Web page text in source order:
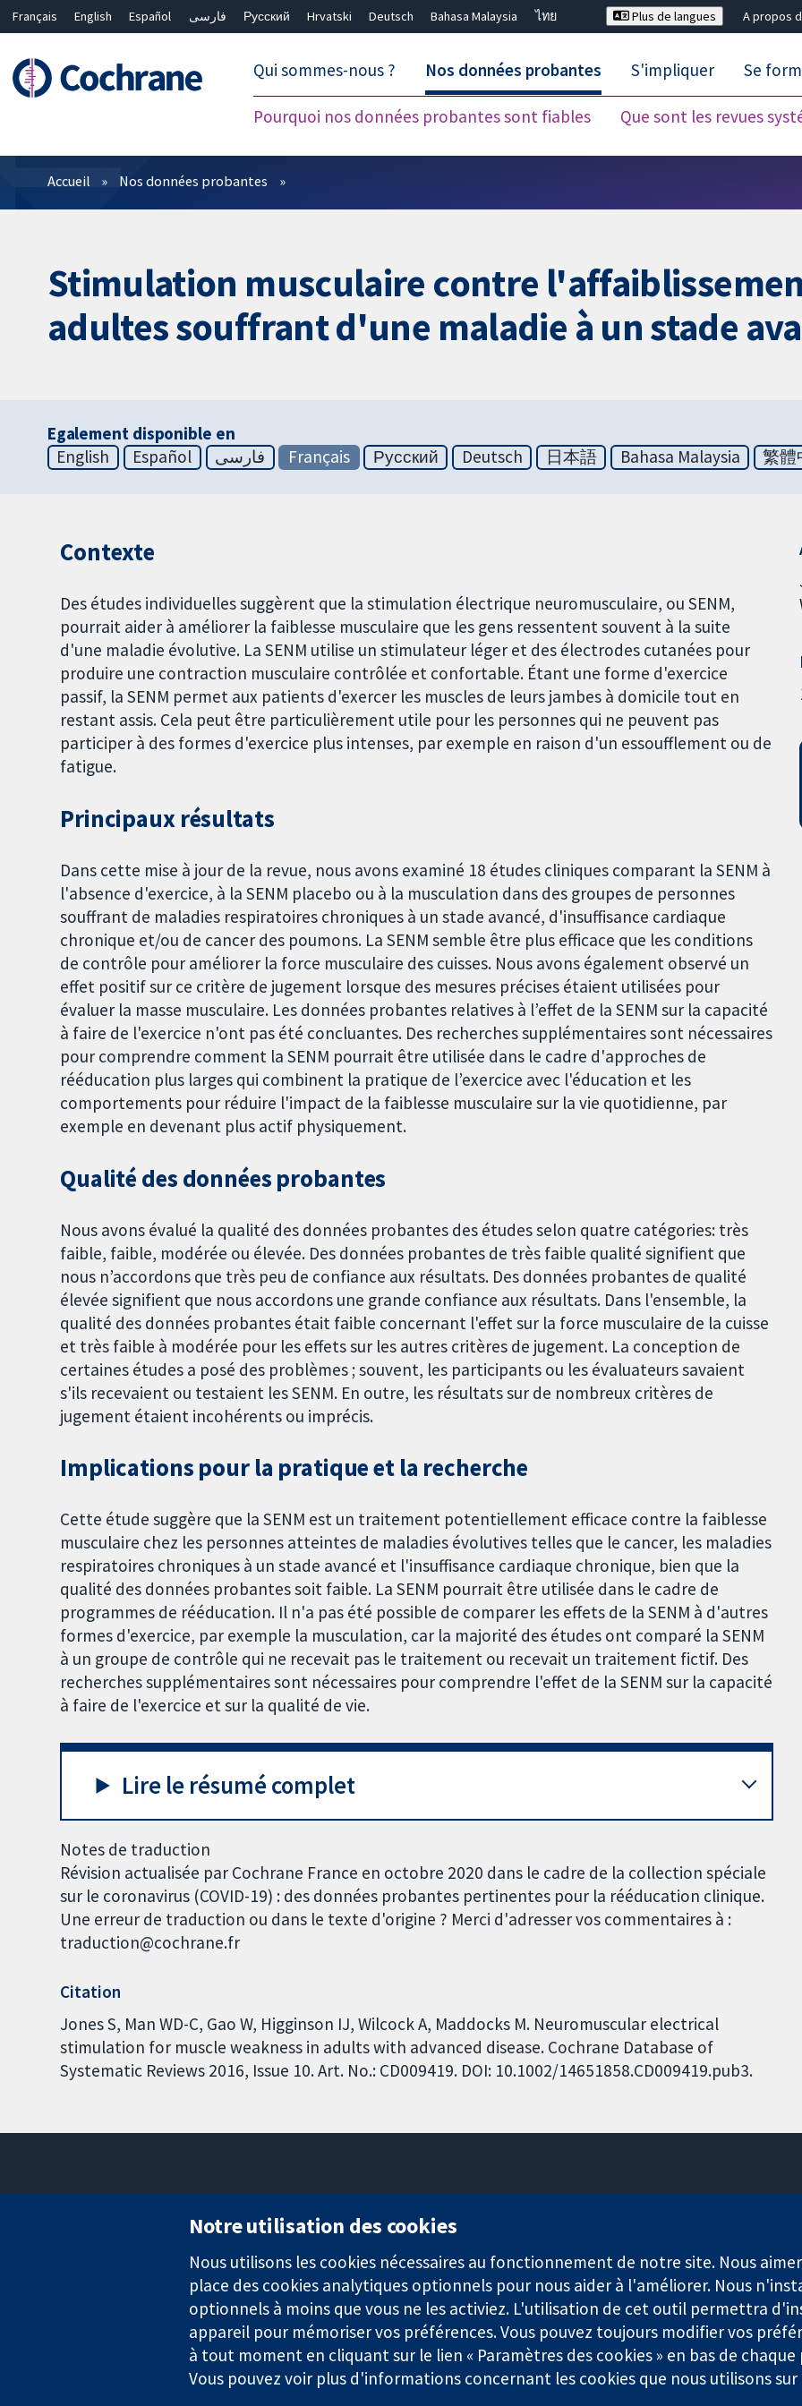
Français English Español فارسی Русский Hrvatski Deutsch Bahasa Malaysia
ไทย
Plus de langues A propos
Qui sommes-nous ? Nos données probantes
Pourquoi nos données probantes sont fiables Que sont les revues
S'impliquer Se
Filtres
Accueil Nos données probantes
Stimulation musculaire contre
adultes souffrant d'une maladie à un stade
Egalement disponible en
English
Español فارسی Français Русский Deutsch 日本語 Bahasa Malaysia 繁體
Contexte
Des études individuelles suggèrent que la stimulation électrique neuromusculaire, ou SENM,
pourrait aider à améliorer la faiblesse musculaire que les gens ressentent souvent à la suite
d'une maladie évolutive. La SENM utilise un stimulateur léger et des électrodes cutanées pour
produire une contraction musculaire contrôlée et confortable. Étant une forme d'exercice
passif, la SENM permet aux patients d'exercer les muscles de leurs jambes à domicile tout en
restant assis. Cela peut être particulièrement utile pour les personnes qui ne peuvent pas
participer à des formes d'exercice plus intenses, par exemple en raison d'un essoufflement ou de
fatigue.
Principaux résultats
Dans cette mise à jour de la revue, nous avons examiné 18 études cliniques comparant la SENM à
l'absence d'exercice, à la SENM placebo ou à la musculation dans des groupes de personnes
souffrant de maladies respiratoires chroniques à un stade avancé, d'insuffisance cardiaque
chronique et/ou de cancer des poumons. La SENM semble être plus efficace que les conditions
de contrôle pour améliorer la force musculaire des cuisses. Nous avons également observé un
effet positif sur ce critère de jugement lorsque des mesures précises étaient utilisées pour
évaluer la masse musculaire. Les données probantes relatives à l’effet de la SENM sur la capacité
à faire de l'exercice n'ont pas été concluantes. Des recherches supplémentaires sont nécessaires
pour comprendre comment la SENM pourrait être utilisée dans le cadre d'approches de
rééducation plus larges qui combinent la pratique de l’exercice avec l'éducation et les
comportements pour réduire l'impact de la faiblesse musculaire sur la vie quotidienne, par
exemple en devenant plus actif physiquement.
Qualité des données probantes
Nous avons évalué la qualité des données probantes des études selon quatre catégories: très
faible, faible, modérée ou élevée. Des données probantes de très faible qualité signifient que
nous n’accordons que très peu de confiance aux résultats. Des données probantes de qualité
élevée signifient que nous accordons une grande confiance aux résultats. Dans l'ensemble, la
qualité des données probantes était faible concernant l'effet sur la force musculaire de la cuisse
et très faible à modérée pour les effets sur les autres critères de jugement. La conception de
certaines études a posé des problèmes ; souvent, les participants ou les évaluateurs savaient
s'ils recevaient ou testaient les SENM. En outre, les résultats sur de nombreux critères de
jugement étaient incohérents ou imprécis.
Implications pour la pratique et la recherche
Cette étude suggère que la SENM est un traitement potentiellement efficace contre la faiblesse
musculaire chez les personnes atteintes de maladies évolutives telles que le cancer, les maladies
respiratoires chroniques à un stade avancé et l'insuffisance cardiaque chronique, bien que la
qualité des données probantes soit faible. La SENM pourrait être utilisée dans le cadre de
programmes de rééducation. Il n'a pas été possible de comparer les effets de la SENM à d'autres
formes d'exercice, par exemple la musculation, car la majorité des études ont comparé la SENM
à un groupe de contrôle qui ne recevait pas le traitement ou recevait un traitement fictif. Des
recherches supplémentaires sont nécessaires pour comprendre l'effet de la SENM sur la capacité
à faire de l'exercice et sur la qualité de vie.
Lire le résumé complet
Notes de traduction
Révision actualisée par Cochrane France en octobre 2020 dans le cadre de la collection spéciale
sur le coronavirus (COVID-19) : des données probantes pertinentes pour la rééducation clinique.
Une erreur de traduction ou dans le texte d'origine ? Merci d'adresser vos commentaires à :
traduction@cochrane.fr
Citation
Jones S, Man WD-C, Gao W, Higginson IJ, Wilcock A, Maddocks M. Neuromuscular electrical
stimulation for muscle weakness in adults with advanced disease. Cochrane Database of
Systematic Reviews 2016, Issue 10. Art. No.: CD009419. DOI: 10.1002/14651858.CD009419.pub3.
Londres
Royaume-Uni
La Collaboration Cochrane est une association caritative (n° 1045921) et une société à responsabilité limitée par garantie (n°
Notre utilisation des cookies
Nous utilisons les cookies nécessaires au fonctionnement de notre site. Nous
place des cookies analytiques optionnels pour nous aider à l'améliorer. Nous
optionnels à moins que vous ne les activiez. L'utilisation de cet outil permettra
appareil pour mémoriser vos préférences. Vous pouvez toujours modifier vos
à tout moment en cliquant sur le lien « Paramètres des cookies » en bas de chaque
Vous pouvez voir plus d'informations concernant les cookies que nous utilisons